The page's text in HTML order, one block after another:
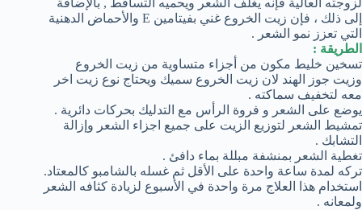
لزوجته العالية فإنه يغلف الشعر ويحميه التساقط , بالإضافة
إلى ذلك ، فإن زيت الخروع غني بفيتامين E والأحماض الدهنية
التي تعزز نمو الشعر .
الطريقة :
تسخين خليط مكون من أجزاء متساوية من زيت الخروع
وزيت جوز الهند لان زيت الخروع سميك ويحتاج نوع زيت اخر
معه لتخفيف سماكته .
يوضع على الشعر و فروة الرأس مع التدليك بحركات دائرية .
تمشيط الشعر لتوزيع الزيت على جميع اجزاء الشعر وإزالة
التشابك .
تغطية الشعر بمنشفة مبللة بماء دافئ .
تركه لمدة ساعة واحدة على الأقل ثم غسله بالشامبو كالمعتاد.
استخدام هذا العلاج مرة واحدة في الأسبوع لزيادة كثافه الشعر
ولمعانه .